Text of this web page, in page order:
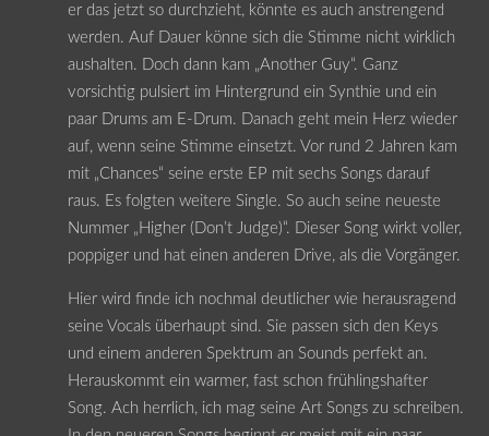
er das jetzt so durchzieht, könnte es auch anstrengend
werden. Auf Dauer könne sich die Stimme nicht wirklich
aushalten. Doch dann kam „Another Guy“. Ganz
vorsichtig pulsiert im Hintergrund ein Synthie und ein
paar Drums am E-Drum. Danach geht mein Herz wieder
auf, wenn seine Stimme einsetzt. Vor rund 2 Jahren kam
mit „Chances“ seine erste EP mit sechs Songs darauf
raus. Es folgten weitere Single. So auch seine neueste
Nummer „Higher (Don’t Judge)“. Dieser Song wirkt voller,
poppiger und hat einen anderen Drive, als die Vorgänger.
Hier wird finde ich nochmal deutlicher wie herausragend
seine Vocals überhaupt sind. Sie passen sich den Keys
und einem anderen Spektrum an Sounds perfekt an.
Herauskommt ein warmer, fast schon frühlingshafter
Song. Ach herrlich, ich mag seine Art Songs zu schreiben.